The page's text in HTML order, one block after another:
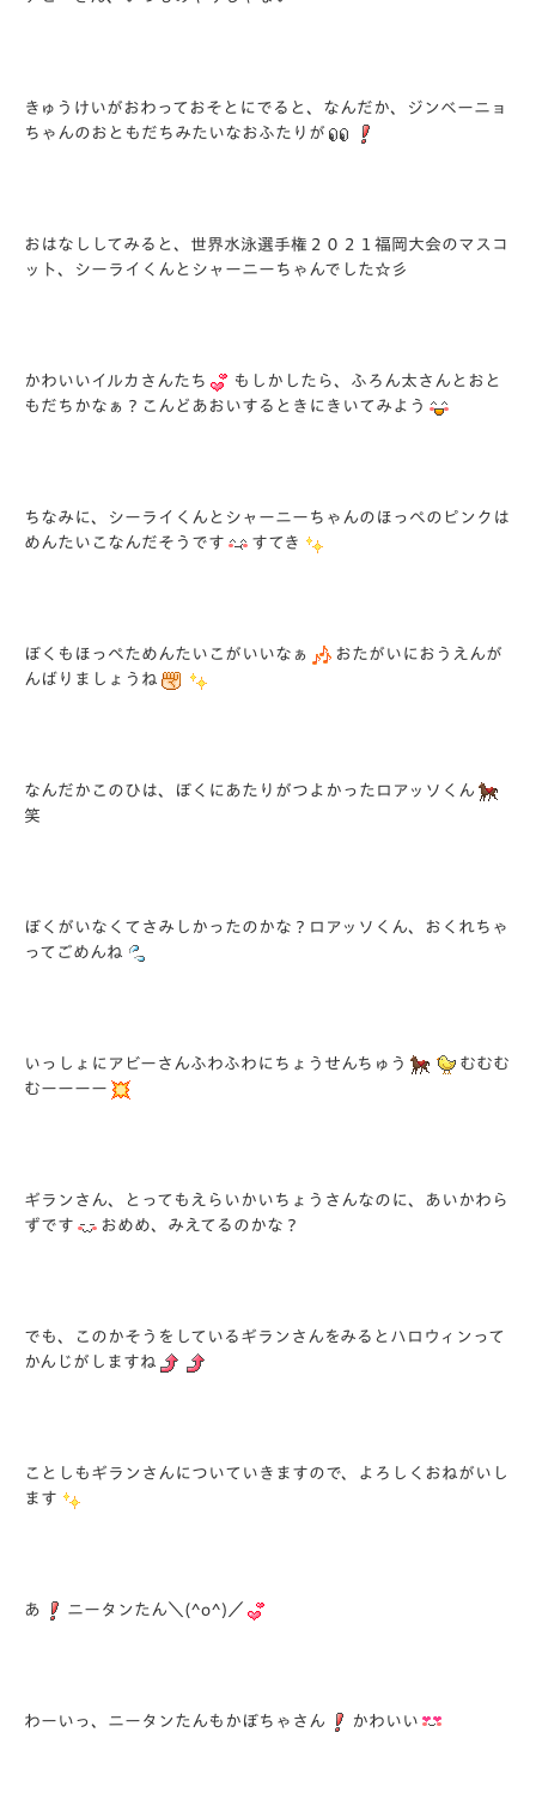
きゅうけいがおわっておそとにでると、なんだか、ジンベーニョ
ちゃんのおともだちみたいなおふたりが
おはなししてみると、世界水泳選手権２０２１福岡大会のマスコ
ット、シーライくんとシャーニーちゃんでした☆彡
かわいいイルカさんたち
もしかしたら、ふろん太さんとおと
もだちかなぁ？こんどあおいするときにきいてみよう
ちなみに、シーライくんとシャーニーちゃんのほっぺのピンクは
めんたいこなんだそうです
すてき
ぼくもほっぺためんたいこがいいなぁ
おたがいにおうえんが
んばりましょうね
なんだかこのひは、ぼくにあたりがつよかったロアッソくん
笑
ぼくがいなくてさみしかったのかな？ロアッソくん、おくれちゃ
ってごめんね
いっしょにアビーさんふわふわにちょうせんちゅう
むむむ
むーーーー
ギランさん、とってもえらいかいちょうさんなのに、あいかわら
ずです
おめめ、みえてるのかな？
でも、このかそうをしているギランさんをみるとハロウィンって
かんじがしますね
ことしもギランさんについていきますので、よろしくおねがいし
ます
あ ニータンたん＼(^o^)／
わーいっ、ニータンたんもかぼちゃさん かわいい